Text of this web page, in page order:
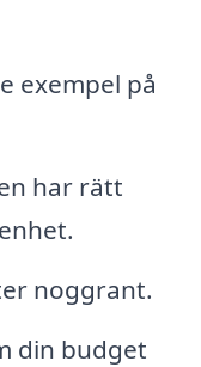
exempel på
har rätt
noggrant.
din budget